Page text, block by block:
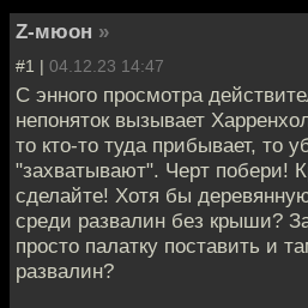
Z-мюон »
#1 | 04.12.23 14:47
С энного просмотра
непоняток вызывает
то кто-то туда прибывает, то
"захватывают". Черт побери!
сделайте! Хотя бы
среди развалин без крыши?
просто палатку поставить и
развалин?